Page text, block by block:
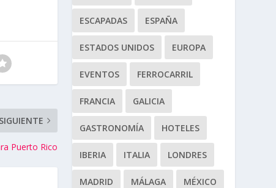
SIGUIENTE
Puerto Rico
ESCAPADAS ESPAÑA
ESTADOS UNIDOS EUROPA
EVENTOS FERROCARRIL
FRANCIA GALICIA
GASTRONOMÍA HOTELES
IBERIA ITALIA LONDRES
MADRID MÁLAGA MÉXICO